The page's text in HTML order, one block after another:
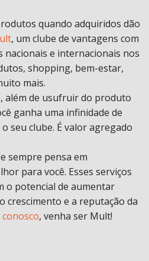
quando adquiridos dão
, um clube de vantagens com
nacionais e internacionais nos
shopping, bem-estar,
mais.
além de usufruir do produto
ganha uma infinidade de
seu clube. É valor agregado
sempre pensa em
para você. Esses serviços
o potencial de aumentar
crescimento e a reputação da
conosco, venha ser Mult!